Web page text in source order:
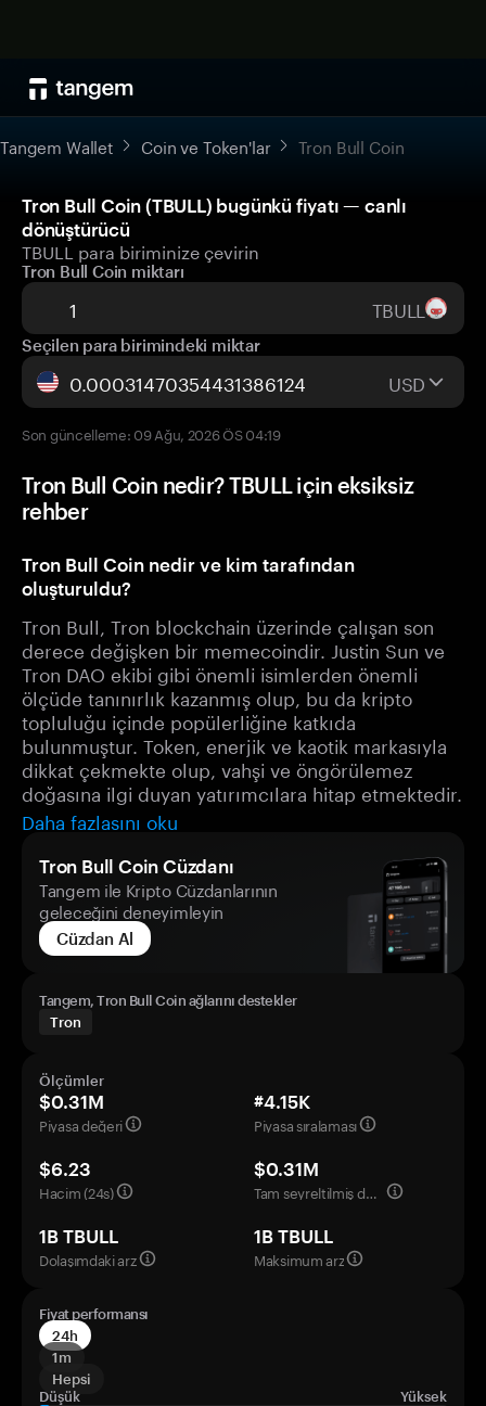
Tangem Wallet Coin ve Token'lar Tron Bull Coin
Tron Bull Coin (TBULL) bugünkü fiyatı — canlı
dönüştürücü
TBULL para biriminize çevirin
Tron Bull Coin miktarı
TBULL
Seçilen para birimindeki miktar
USD
Son güncelleme: 09 Ağu, 2026 ÖS 04:19
Tron Bull Coin nedir? TBULL için eksiksiz
rehber
Tron Bull Coin nedir ve kim tarafından
oluşturuldu?
Tron Bull, Tron blockchain üzerinde çalışan son
derece değişken bir memecoindir. Justin Sun ve
Tron DAO ekibi gibi önemli isimlerden önemli
ölçüde tanınırlık kazanmış olup, bu da kripto
topluluğu içinde popülerliğine katkıda
bulunmuştur. Token, enerjik ve kaotik markasıyla
dikkat çekmekte olup, vahşi ve öngörülemez
doğasına ilgi duyan yatırımcılara hitap etmektedir.
Daha fazlasını oku
Tron Bull Coin Cüzdanı
Tangem ile Kripto Cüzdanlarının
geleceğini deneyimleyin
Cüzdan Al
Tangem, Tron Bull Coin ağlarını destekler
Tron
Ölçümler
$0.31M
Piyasa değeri
#4.15K
Piyasa sıralaması
$6.23
Hacim (24s)
$0.31M
Tam seyreltilmiş değerleme
1B TBULL
Dolaşımdaki arz
1B TBULL
Maksimum arz
Fiyat performansı
24h
1m
Hepsi
Düşük
Yüksek